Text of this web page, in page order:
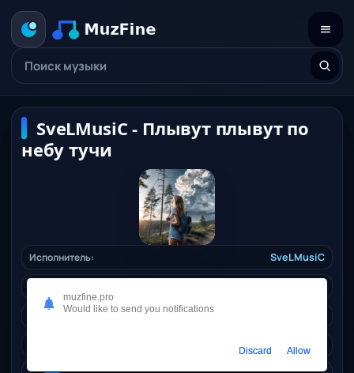
SveLMusiC - Плывут плывут по
небу тучи
Исполнитель: SveLMusiC
Качество:
electronics/ 2025
muzfine.pro
Would like to send you notifications
Discard Allow